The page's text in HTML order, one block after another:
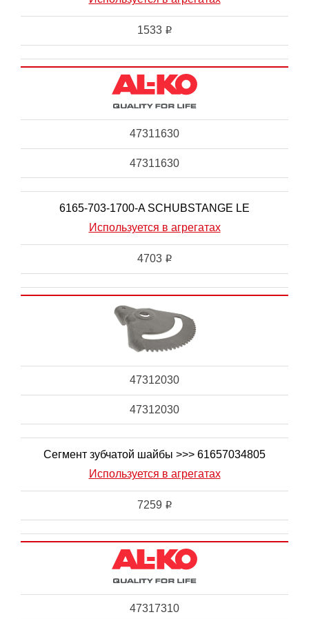
1533 i
47311630
47311630
6165-703-1700-A SCHUBSTANGE LE
Используется в агрегатах
4703 i
47312030
47312030
Сегмент зубчатой шайбы >>> 61657034805
Используется в агрегатах
7259 i
47317310